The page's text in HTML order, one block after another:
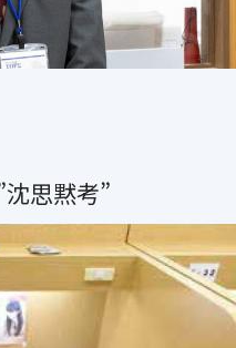
に在籍している大学生チュ
を質問できるので、”分から
思黙考”